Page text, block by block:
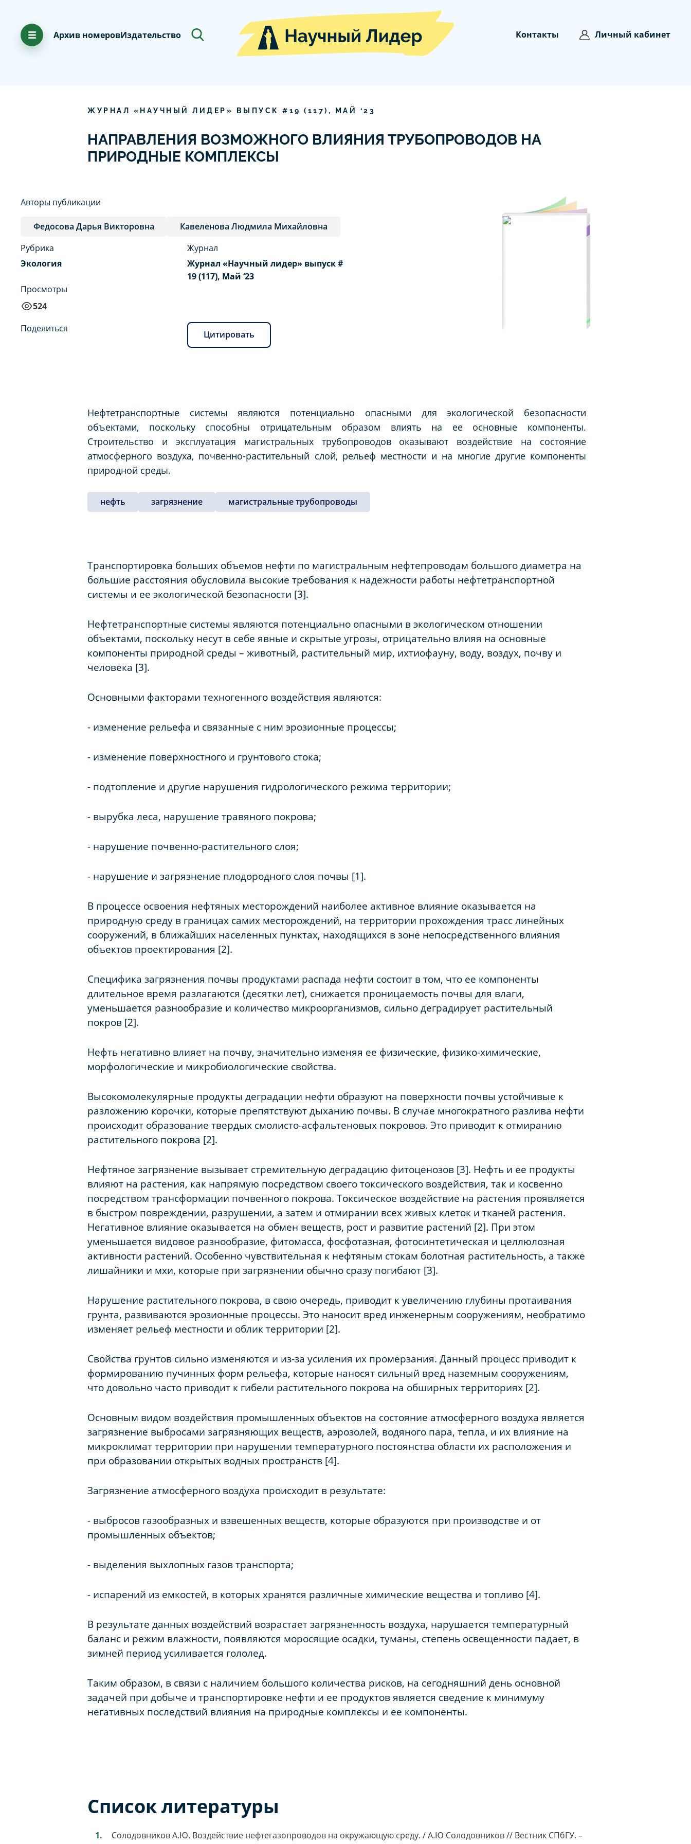
Архив номеровИздательство Контакты Личный кабинет
ЖУРНАЛ «НАУЧНЫЙ ЛИДЕР» ВЫПУСК # 19 ( 117), МАЙ ‘23
НАПРАВЛЕНИЯ ВОЗМОЖНОГО ВЛИЯНИЯ ТРУБОПРОВОДОВ НА
ПРИРОДНЫЕ КОМПЛЕКСЫ
Авторы публикации
Федосова Дарья Викторовна
Кавеленова Людмила Михайловна
Рубрика
Экология
Просмотры
524
Журнал
Журнал «Научный лидер» выпуск #
19 (117), Май ‘23
Поделиться
Цитировать
Нефтетранспортные системы являются потенциально опасными для экологической безопасности
объектами, поскольку способны отрицательным образом влиять на ее основные компоненты.
Строительство и эксплуатация магистральных трубопроводов оказывают воздействие на состояние
атмосферного воздуха, почвенно-растительный слой, рельеф местности и на многие другие компоненты
природной среды.
нефть загрязнение магистральные трубопроводы
Транспортировка больших объемов нефти по магистральным нефтепроводам большого диаметра на
большие расстояния обусловила высокие требования к надежности работы нефтетранспортной
системы и ее экологической безопасности [3].
Нефтетранспортные системы являются потенциально опасными в экологическом отношении
объектами, поскольку несут в себе явные и скрытые угрозы, отрицательно влияя на основные
компоненты природной среды – животный, растительный мир, ихтиофауну, воду, воздух, почву и
человека [3].
Основными факторами техногенного воздействия являются:
- изменение рельефа и связанные с ним эрозионные процессы;
- изменение поверхностного и грунтового стока;
- подтопление и другие нарушения гидрологического режима территории;
- вырубка леса, нарушение травяного покрова;
- нарушение почвенно-растительного слоя;
- нарушение и загрязнение плодородного слоя почвы [1].
В процессе освоения нефтяных месторождений наиболее активное влияние оказывается на
природную среду в границах самих месторождений, на территории прохождения трасс линейных
сооружений, в ближайших населенных пунктах, находящихся в зоне непосредственного влияния
объектов проектирования [2].
Специфика загрязнения почвы продуктами распада нефти состоит в том, что ее компоненты
длительное время разлагаются (десятки лет), снижается проницаемость почвы для влаги,
уменьшается разнообразие и количество микроорганизмов, сильно деградирует растительный
покров [2].
Нефть негативно влияет на почву, значительно изменяя ее физические, физико-химические,
морфологические и микробиологические свойства.
Высокомолекулярные продукты деградации нефти образуют на поверхности почвы устойчивые к
разложению корочки, которые препятствуют дыханию почвы. В случае многократного разлива нефти
происходит образование твердых смолисто-асфальтеновых покровов. Это приводит к отмиранию
растительного покрова [2].
Нефтяное загрязнение вызывает стремительную деградацию фитоценозов [3]. Нефть и ее продукты
влияют на растения, как напрямую посредством своего токсического воздействия, так и косвенно
посредством трансформации почвенного покрова. Токсическое воздействие на растения проявляется
в быстром повреждении, разрушении, а затем и отмирании всех живых клеток и тканей растения.
Негативное влияние оказывается на обмен веществ, рост и развитие растений [2]. При этом
уменьшается видовое разнообразие, фитомасса, фосфотазная, фотосинтетическая и целлюлозная
активности растений. Особенно чувствительная к нефтяным стокам болотная растительность, а также
лишайники и мхи, которые при загрязнении обычно сразу погибают [3].
Нарушение растительного покрова, в свою очередь, приводит к увеличению глубины протаивания
грунта, развиваются эрозионные процессы. Это наносит вред инженерным сооружениям, необратимо
изменяет рельеф местности и облик территории [2].
Свойства грунтов сильно изменяются и из-за усиления их промерзания. Данный процесс приводит к
формированию пучинных форм рельефа, которые наносят сильный вред наземным сооружениям,
что довольно часто приводит к гибели растительного покрова на обширных территориях [2].
Основным видом воздействия промышленных объектов на состояние атмосферного воздуха является
загрязнение выбросами загрязняющих веществ, аэрозолей, водяного пара, тепла, и их влияние на
микроклимат территории при нарушении температурного постоянства области их расположения и
при образовании открытых водных пространств [4].
Загрязнение атмосферного воздуха происходит в результате:
- выбросов газообразных и взвешенных веществ, которые образуются при производстве и от
промышленных объектов;
- выделения выхлопных газов транспорта;
- испарений из емкостей, в которых хранятся различные химические вещества и топливо [4].
В результате данных воздействий возрастает загрязненность воздуха, нарушается температурный
баланс и режим влажности, появляются моросящие осадки, туманы, степень освещенности падает, в
зимней период усиливается гололед.
Таким образом, в связи с наличием большого количества рисков, на сегодняшний день основной
задачей при добыче и транспортировке нефти и ее продуктов является сведение к минимуму
негативных последствий влияния на природные комплексы и ее компоненты.
Список литературы
Солодовников А.Ю. Воздействие нефтегазопроводов на окружающую среду. / А.Ю Солодовников // Вестник СПбГУ. –